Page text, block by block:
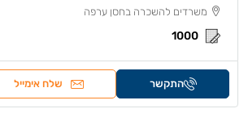
משרדים להשכרה בחסן ערפה
1000
התקשר שלח אימייל